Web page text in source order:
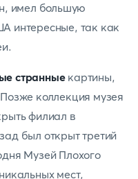
имел большую
интересные, так как
странные картины,
коллекция музея
филиал в
был открыт третий
Музей Плохого
мест,